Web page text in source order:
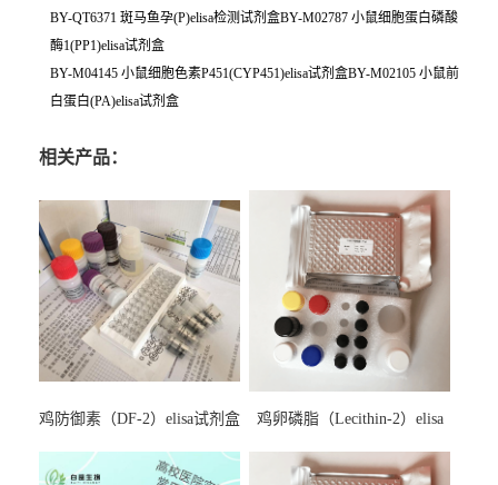
BY-QT6371 斑马鱼孕(P)elisa检测试剂盒BY-M02787 小鼠细胞蛋白磷酸
酶1(PP1)elisa试剂盒
BY-M04145 小鼠细胞色素P451(CYP451)elisa试剂盒BY-M02105 小鼠前
白蛋白(PA)elisa试剂盒
相关产品：
鸡防御素（DF-2）elisa试剂盒
鸡卵磷脂（Lecithin-2）elisa